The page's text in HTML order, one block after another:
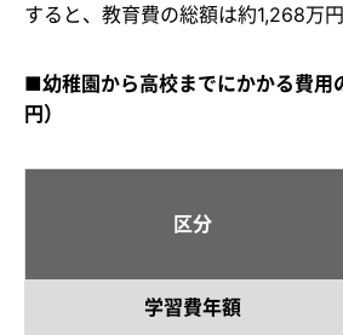
すると、教育費の総額は約1,268万円
■幼稚園から高校までにかかる費用
円）
区分
学習費年額